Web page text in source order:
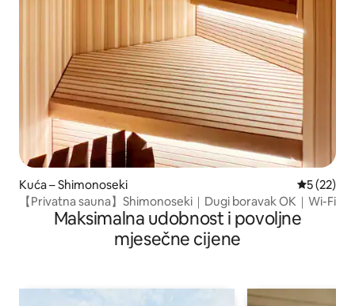
Kuća – Shimonoseki Prosječna
5 (22)
【Privatna sauna】Shimonoseki｜Dugi boravak OK｜Wi-Fi
Maksimalna udobnost i povoljne
mjesečne cijene